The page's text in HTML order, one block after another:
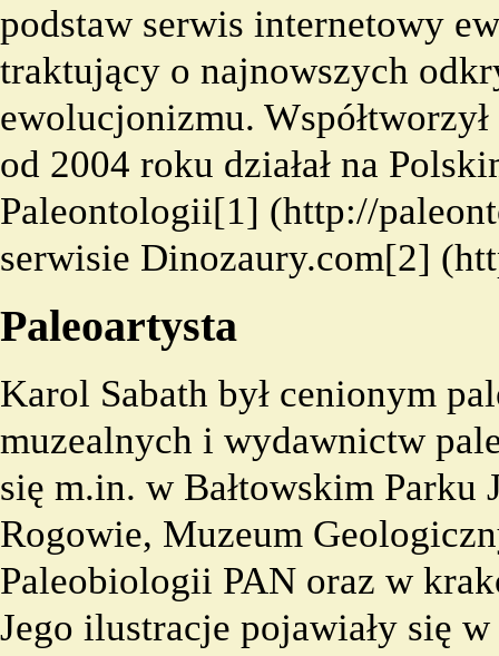
podstaw serwis internetowy
traktujący o najnowszych
ewolucjonizmu.
od 2004 roku działał na
Paleontologii[1]
serwisie Dinozaury.com[2]
Paleoartysta
Karol Sabath był cenionym
muzealnych i wydawnictw
się m.in. w Bałtowskim
Rogowie, Muzeum
Paleobiologii PAN oraz w
Jego ilustracje pojawiały się